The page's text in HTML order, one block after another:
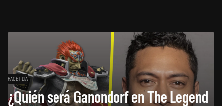
HACE 1 DÍA
¿Quién será Ganondorf en The Legend